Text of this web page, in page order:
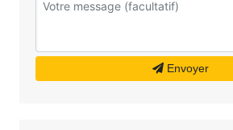
Envoyer